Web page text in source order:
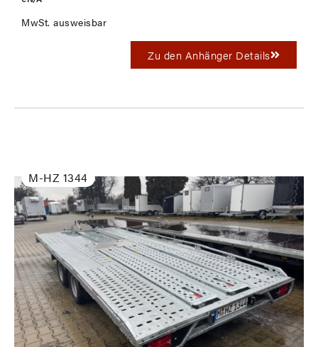
MwSt. ausweisbar
Zu den Anhänger Details
M-HZ 1344